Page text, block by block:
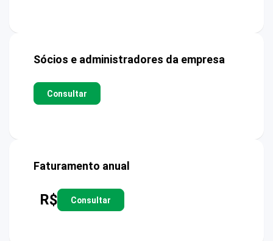
Sócios e administradores da empresa
Consultar
Faturamento anual
R$ Consultar